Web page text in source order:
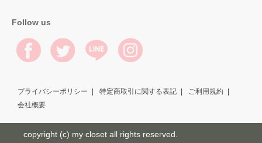
Follow us
プライバシーポリシー 特定商取引に関する表記
ご利用規約
会社概要
copyright (c) my closet all rights reserved.